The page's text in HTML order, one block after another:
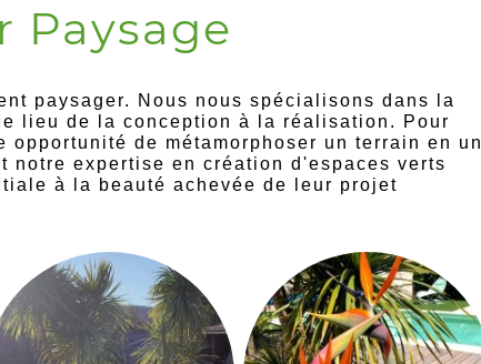
Paysage
paysager. Nous nous spécialisons dans la
lieu de la conception à la réalisation. Pour
opportunité de métamorphoser un terrain en un
notre expertise en création d'espaces verts
à la beauté achevée de leur projet